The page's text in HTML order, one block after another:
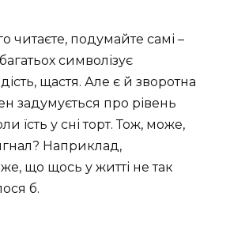
читаєте, подумайте самі –
символізує
щастя. Але є й зворотна
задумується про рівень
їсть у сні торт. Тож, може,
Наприклад,
що щось у житті не так
б.